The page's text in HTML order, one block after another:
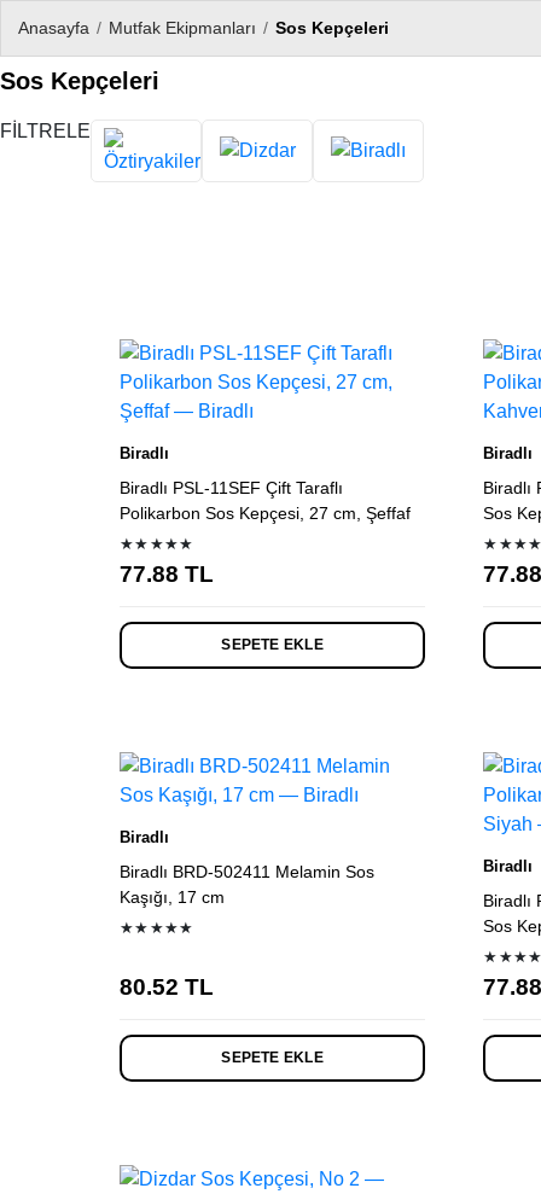
Anasayfa / Mutfak Ekipmanları / Sos Kepçeleri
Sos Kepçeleri
FİLTRELE
Ürün listesi
Biradlı
Biradlı PSL-11SEF Çift Taraflı
Polikarbon Sos Kepçesi, 27 cm, Şeffaf
★★★★★
77.88 TL
SEPETE EKLE
Biradlı
Biradlı
Sos
Biradlı
Biradlı BRD-502411 Melamin Sos
Kaşığı, 17 cm
★★★★★
80.52 TL
SEPETE EKLE
Biradlı
Biradlı
Sos